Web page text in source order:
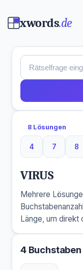
xwords.de
8 Lösungen
4
4 Buchstaben
7
7
8
8
VIRUS
Mehrere
Länge, um direkt
4 Buchstaben